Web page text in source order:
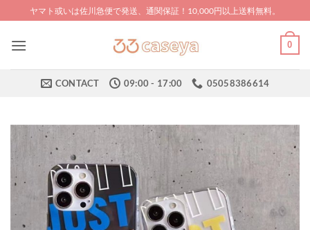
to
content
ヤマト或いは佐川急便で発送、通関保証！10,000円以上送料無料。
0
CONTACT 09:00 - 17:00 05058386614